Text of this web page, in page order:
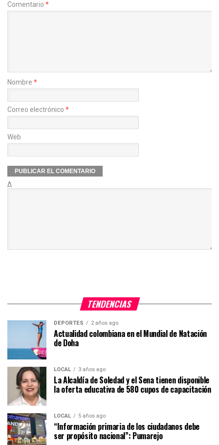
Comentario *
Nombre *
Correo electrónico *
Web
Δ
TENDENCIAS
DEPORTES 2 años ago
Actualidad colombiana en el Mundial de Natación
de Doha
LOCAL 3 años ago
La Alcaldía de Soledad y el Sena tienen disponible
la oferta educativa de 580 cupos de capacitación
LOCAL 5 años ago
“Información primaria de los ciudadanos debe
ser propósito nacional”: Pumarejo